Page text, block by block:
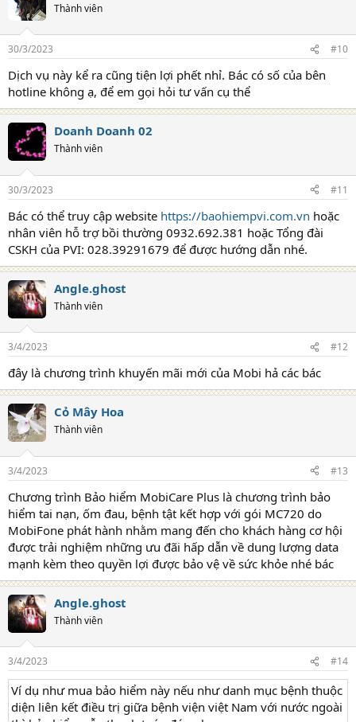
Thành viên
30/3/2023 #10
Dịch vụ này kể ra cũng tiện lợi phết nhỉ. Bác có số của bên
hotline không ạ, để em gọi hỏi tư vấn cụ thể
Doanh Doanh 02
Thành viên
30/3/2023 #11
Bác có thể truy cập website https://baohiempvi.com.vn hoặc
nhân viên hỗ trợ bồi thường 0932.692.381 hoặc Tổng đài
CSKH của PVI: 028.39291679 để được hướng dẫn nhé.
Angle.ghost
Thành viên
3/4/2023 #12
đây là chương trình khuyến mãi mới của Mobi hả các bác
Cỏ Mây Hoa
Thành viên
3/4/2023 #13
Chương trình Bảo hiểm MobiCare Plus là chương trình bảo
hiểm tai nạn, ốm đau, bệnh tật kết hợp với gói MC720 do
MobiFone phát hành nhằm mang đến cho khách hàng cơ hội
được trải nghiệm những ưu đãi hấp dẫn về dung lượng data
mạnh kèm theo quyền lợi được bảo vệ về sức khỏe nhé bác
Angle.ghost
Thành viên
3/4/2023 #14
Ví dụ như mua bảo hiểm này nếu như danh mục bệnh thuộc
diện liên kết điều trị giữa bệnh viện việt Nam với nước ngoài